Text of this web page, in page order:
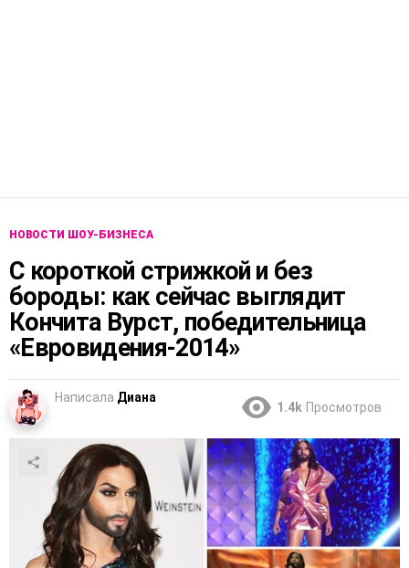
НОВОСТИ ШОУ-БИЗНЕСА
С короткой стрижкой и без
бороды: как сейчас выглядит
Кончита Вурст, победительница
«Евровидения-2014»
Написала Диана
1.4k Просмотров